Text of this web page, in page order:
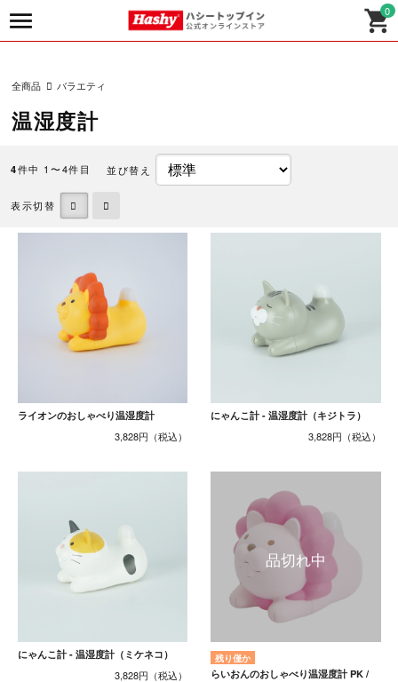
0
全商品 バラエティ
温湿度計
4件中 1〜4件目 並び替え
表示切替
ライオンのおしゃべり温湿度計
3,828円
にゃんこ計 - 温湿度計（キジトラ）
3,828円
にゃんこ計 - 温湿度計（ミケネコ）
3,828円
残り僅か
らいおんのおしゃべり温湿度計 PK /